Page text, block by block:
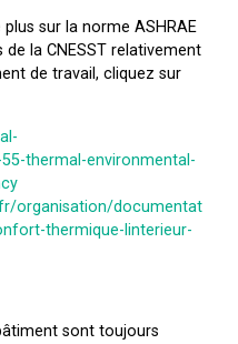
sur la norme ASHRAE
la CNESST relativement
de travail, cliquez sur
thermal-environmental-
organisation/documentat
thermique-linterieur-
sont toujours